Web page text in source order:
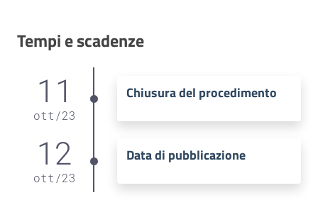
Tempi e scadenze
11
ott /23
Chiusura del procedimento
12
ott /23
Data di pubblicazione